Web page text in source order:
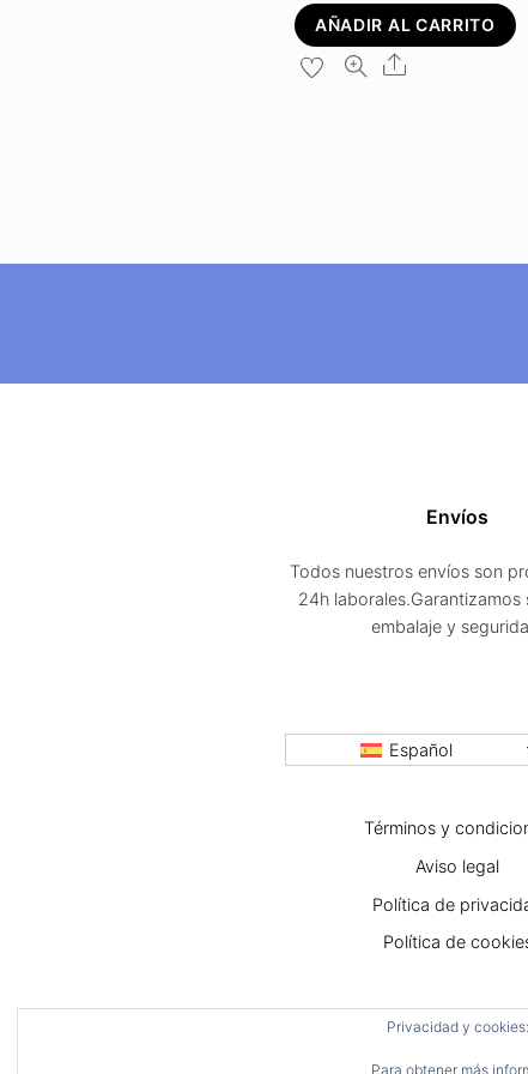
AÑADIR AL CARRITO
Share
Envíos
Todos nuestros envíos son
24h laborales.Garantizamos
embalaje y
Español
Privacidad y
Para obtener más
Términos y
Aviso legal
Política de
Política de